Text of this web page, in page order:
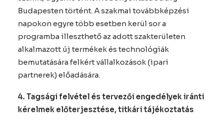
Budapesten történt. A szakmai továbbképzési
napokon egyre több esetben kerül sor a
programba illeszthető az adott szakterületen
alkalmazott új termékek és technológiák
bemutatására felkért vállalkozások (ipari
partnerek) előadására.
4. Tagsági felvétel és tervezői engedélyek iránti
kérelmek előterjesztése, titkári tájékoztatás